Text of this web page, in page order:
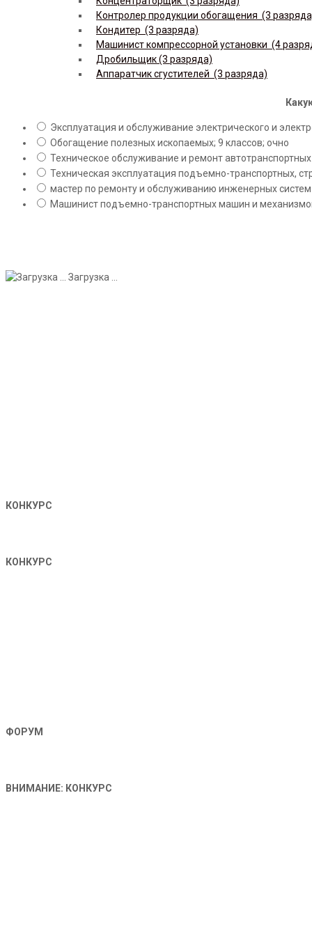
Контролер продукции обогащения (3
Кондитер (3 разряда)
Машинист компрессорной установки (4
Дробильщик (3 разряда)
Аппаратчик сгустителей (3 разряда)
Эксплуатация и обслуживание электрического и
Обогащение полезных ископаемых; 9 классов; очно
Техническое обслуживание и ремонт
Техническая эксплуатация подъемно-транспортных,
мастер по ремонту и обслуживанию инженерных
Машинист подъемно-транспортных машин и
Загрузка ...
КОНКУРС
КОНКУРС
ФОРУМ
ВНИМАНИЕ: КОНКУРС